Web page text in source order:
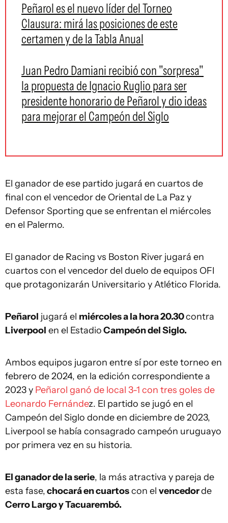
Peñarol es el nuevo líder del Torneo
Clausura: mirá las posiciones de este
certamen y de la Tabla Anual
Juan Pedro Damiani recibió con "sorpresa"
la propuesta de Ignacio Ruglio para ser
presidente honorario de Peñarol y dio ideas
para mejorar el Campeón del Siglo
El ganador de ese partido jugará en cuartos de
final con el vencedor de Oriental de La Paz y
Defensor Sporting que se enfrentan el miércoles
en el Palermo.
El ganador de Racing vs Boston River jugará en
cuartos con el vencedor del duelo de equipos OFI
que protagonizarán Universitario y Atlético Florida.
Peñarol jugará el miércoles a la hora 20.30contra
Liverpool en el EstadioCampeón del Siglo.
Ambos equipos jugaron entre sí por este torneo en
febrero de 2024, en la edición correspondiente a
2023 y Peñarol ganó de local 3-1 con tres goles de
Leonardo Fernández. El partido se jugó en el
Campeón del Siglo donde en diciembre de 2023,
Liverpool se había consagrado campeón uruguayo
por primera vez en su historia.
El ganador de la serie, la más atractiva y pareja de
esta fase,chocará en cuartoscon el vencedorde
Cerro Largo y Tacuarembó.